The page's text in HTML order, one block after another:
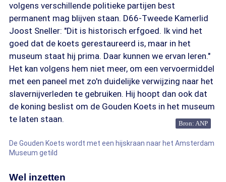
volgens verschillende politieke partijen best
permanent mag blijven staan. D66-Tweede Kamerlid
Joost Sneller: "Dit is historisch erfgoed. Ik vind het
goed dat de koets gerestaureerd is, maar in het
museum staat hij prima. Daar kunnen we ervan leren."
Het kan volgens hem niet meer, om een vervoermiddel
met een paneel met zo'n duidelijke verwijzing naar het
slavernijverleden te gebruiken. Hij hoopt dan ook dat
de koning beslist om de Gouden Koets in het museum
te laten staan.
Bron: ANP
De Gouden Koets wordt met een hijskraan naar het Amsterdam
Museum getild
Wel inzetten